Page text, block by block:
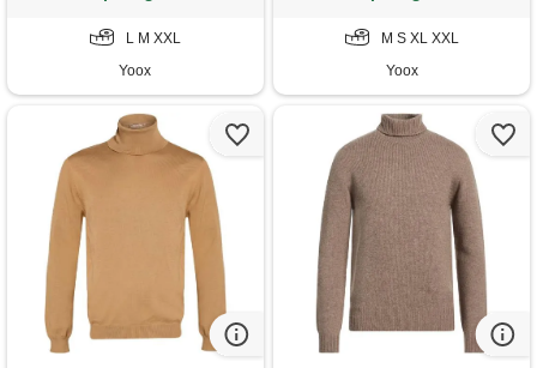
L M XXL
Yoox
M S XL XXL
Yoox